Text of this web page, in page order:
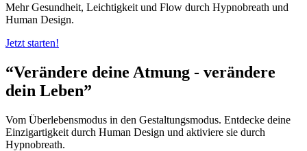
Mehr Gesundheit, Leichtigkeit und Flow durch Hypnobreath und
Human Design.
Jetzt starten!
“Verändere deine Atmung - verändere
dein Leben”
Vom Überlebensmodus in den Gestaltungsmodus. Entdecke deine
Einzigartigkeit durch Human Design und aktiviere sie durch
Hypnobreath.